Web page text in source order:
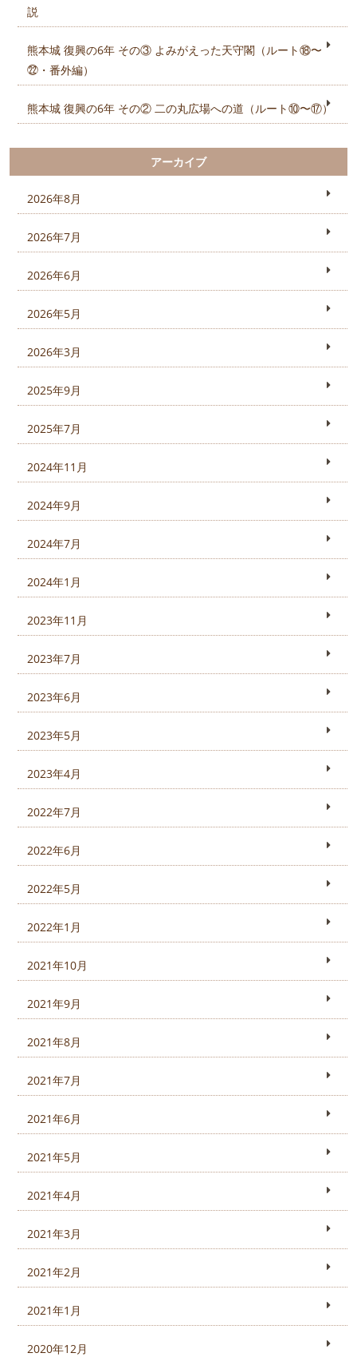
説
熊本城 復興の6年 その③ よみがえった天守閣（ルート⑱〜
㉒・番外編）
熊本城 復興の6年 その② 二の丸広場への道（ルート⑩〜⑰）
アーカイブ
2026年8月
2026年7月
2026年6月
2026年5月
2026年3月
2025年9月
2025年7月
2024年11月
2024年9月
2024年7月
2024年1月
2023年11月
2023年7月
2023年6月
2023年5月
2023年4月
2022年7月
2022年6月
2022年5月
2022年1月
2021年10月
2021年9月
2021年8月
2021年7月
2021年6月
2021年5月
2021年4月
2021年3月
2021年2月
2021年1月
2020年12月